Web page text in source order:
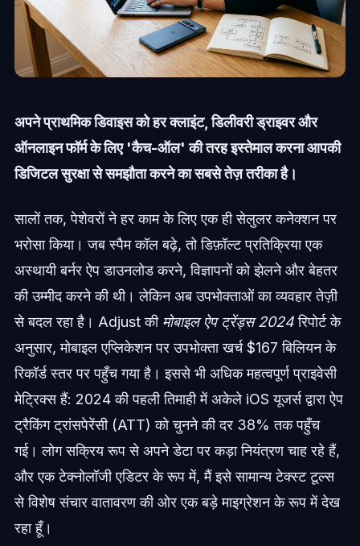
अपने प्राथमिक डिवाइस को हर क्लाइंट, डिलीवरी ड्राइवर और
ऑनलाइन फॉर्म के लिए 'कैच-ऑल' की तरह इस्तेमाल करना आपकी
डिजिटल सुरक्षा से समझौता करने का सबसे तेज़ तरीका है।
सालों तक, पेशेवरों ने हर काम के लिए एक ही सेलुलर कनेक्शन पर
भरोसा किया। जब स्पैम कॉल बढ़े, तो डिफ़ॉल्ट प्रतिक्रिया एक
अस्थायी बर्नर ऐप डाउनलोड करने, विज्ञापनों को झेलने और बेहतर
की उम्मीद करने की थी। लेकिन अब उपभोक्ताओं का व्यवहार तेज़ी
से बदल रहा है। Adjust की मोबाइल ऐप ट्रेंड्स 2024रिपोर्ट के
अनुसार, मोबाइल एप्लिकेशन पर उपभोक्ता खर्च $167 बिलियन के
रिकॉर्ड स्तर पर पहुँच गया है। इससे भी अधिक महत्वपूर्ण प्राइवेसी
मेट्रिक्स हैं: 2024 की पहली तिमाही में अकेले iOS यूजर्स द्वारा ऐप
ट्रैकिंग ट्रांसपेरेंसी (ATT) को चुनने की दर 38% तक पहुँच
गई। लोग सक्रिय रूप से अपने डेटा पर कड़ा नियंत्रण चाह रहे हैं,
और एक टेक्नोलॉजी एडिटर के रूप में, मैं इसे सामान्य टेक्स्ट टूल्स
से विशेष संचार वातावरण की ओर एक बड़े माइग्रेशन के रूप में देख
रहा हूँ।